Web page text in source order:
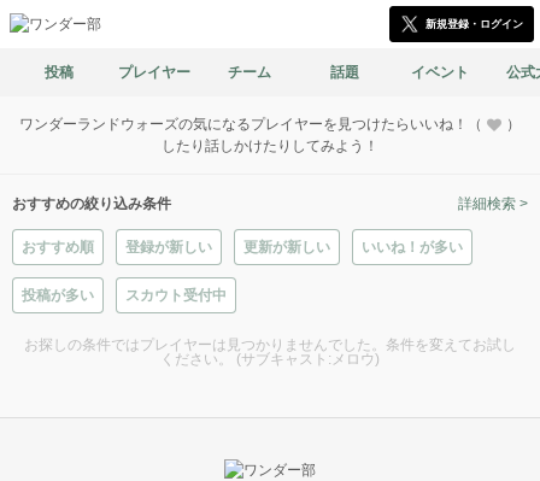
新規登録・ログイン
投稿 プレイヤー チーム 話題 イベント 公式
ワンダーランドウォーズの気になるプレイヤーを見つけたらいいね！（
）
したり話しかけたりしてみよう！
おすすめの絞り込み条件
おすすめ順 登録が新しい 更新が新しい いいね！が多い
投稿が多い スカウト受付中
詳細検索 >
お探しの条件ではプレイヤーは見つかりませんでした。条件を変えてお試し
ください。 (サブキャスト:メロウ)